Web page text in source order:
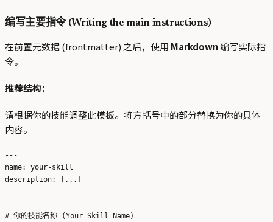
编写主要指令 (Writing the main instructions)
在前置元数据 (frontmatter) 之后，使用 Markdown编写实际指
令。
推荐结构：
请根据你的技能调整此模板。将方括号中的部分替换为你的具体
内容。
---
name: your-skill
description: [...]
---
# 你的技能名称 (Your Skill Name)